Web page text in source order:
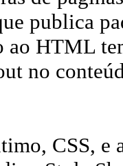
publica
ao HTML
no
CSS, e